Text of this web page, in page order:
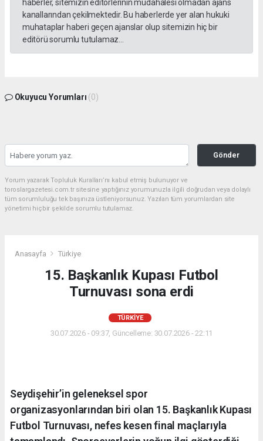
haberler, sitemizin editörlerinin müdahalesi olmadan ajans
kanallarından çekilmektedir. Bu haberlerde yer alan hukuki
muhataplar haberi geçen ajanslar olup sitemizin hiç bir
editörü sorumlu tutulamaz...
Okuyucu Yorumları (0)
Gönder
Yorum yazarak Topluluk Kuralları’nı kabul etmiş bulunuyor ve
toroslargazetesi.com.tr sitesine yaptığınız yorumunuzla ilgili doğrudan veya dolaylı
tüm sorumluluğu tek başınıza üstleniyorsunuz. Yazılan tüm yorumlardan site
yönetimi hiçbir şekilde sorumlu tutulamaz.
Anasayfa Türkiye
15. Başkanlık Kupası Futbol
Turnuvası sona erdi
TÜRKIYE
30.07.2026 - 09:37, Güncelleme: 30.07.2026 - 22:11
Seydişehir’in geleneksel spor
organizasyonlarından biri olan 15. Başkanlık Kupası
Futbol Turnuvası, nefes kesen final maçlarıyla